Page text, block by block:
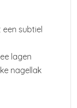
subtiel
lagen
nagellak